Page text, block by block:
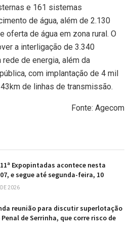
e 161 sistemas
de água, além de 2.130
oferta de água em zona rural. O
a interligação de 3.340
de energia, além da
com implantação de 4 mil
de linhas de transmissão.
Fonte: Agecom
Expopintadas acontece nesta
e segue até segunda-feira, 10
2026
reunião para discutir superlotação
de Serrinha, que corre risco de